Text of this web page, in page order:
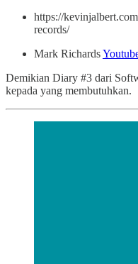
https://
records/
Mark Richards
Demikian Diary #3 dari
kepada yang membutuhkan.